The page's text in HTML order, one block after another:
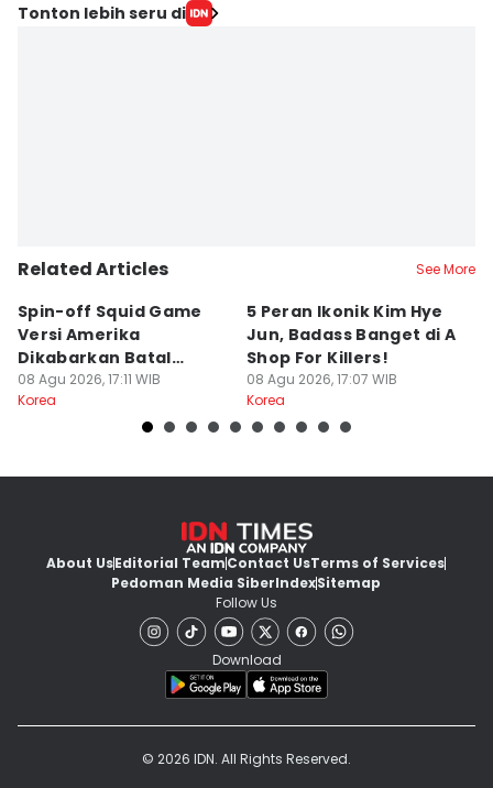
Tonton lebih seru di
Related Articles See More
Spin-off Squid Game
Versi Amerika
Dikabarkan Batal
Dibuat, Kenapa?
08 Agu 2026, 17:11 WIB
Korea
5 Peran Ikonik Kim Hye
Jun, Badass Banget di A
Shop For Killers!
08 Agu 2026, 17:07 WIB
Korea
About UsEditorial TeamContact UsTerms of Services
Pedoman Media SiberIndexSitemap
Follow Us
Download
© 2026 IDN. All Rights Reserved.